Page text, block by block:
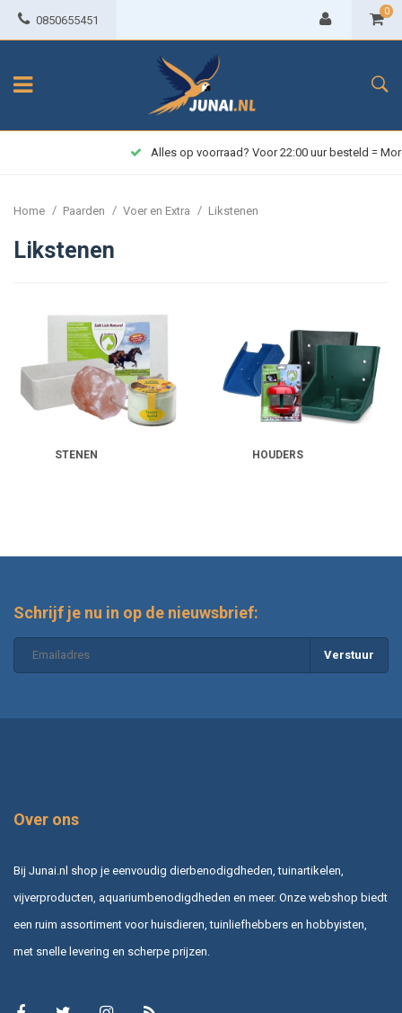
0850655451
0
Alles op voorraad? Voor 22:00 uur besteld = Morgen in huis!
Home / Paarden / Voer en Extra / Likstenen
Likstenen
STENEN HOUDERS
Schrijf je nu in op de nieuwsbrief:
Verstuur
Over ons
Bij Junai.nl shop je eenvoudig dierbenodigdheden, tuinartikelen,
vijverproducten, aquariumbenodigdheden en meer. Onze webshop biedt
een ruim assortiment voor huisdieren, tuinliefhebbers en hobbyisten,
met snelle levering en scherpe prijzen.